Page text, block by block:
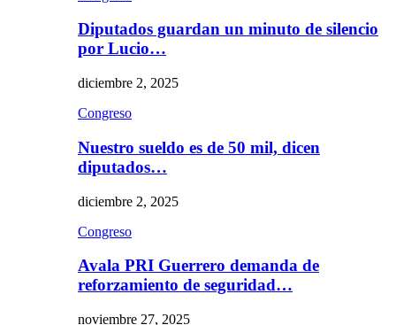
Diputados guardan un minuto de silencio
por Lucio…
diciembre 2, 2025
Congreso
Nuestro sueldo es de 50 mil, dicen
diputados…
diciembre 2, 2025
Congreso
Avala PRI Guerrero demanda de
reforzamiento de seguridad…
noviembre 27, 2025